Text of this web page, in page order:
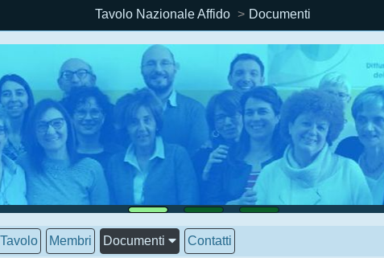
Tavolo Nazionale Affido Documenti
Tavolo Membri Documenti Contatti